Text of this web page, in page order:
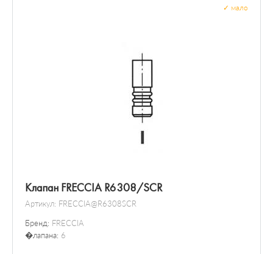
Клапан FRECCIA R6308/SCR
Артикул: FRECCIA@R6308SCR
Бренд: FRECCIA
�лапана: 6
мало